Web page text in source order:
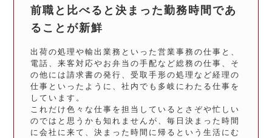
前職と比べると決まった勤務時間であ
ることが新鮮
出荷の処理や輸出業務といった営業事務の仕事と、
電話、来客対応やお弁当の手配など総務の仕事、そ
の他には請求書の発行、受取手形の処理など経理の
仕事といったように、社内でも多岐にわたる仕事を
しています。
これだけ色々な仕事を担当しているとさぞや忙しい
のではと思うかも知れませんが、毎日決まった時間
に会社に来て、決まった時間に帰るという生活にむ